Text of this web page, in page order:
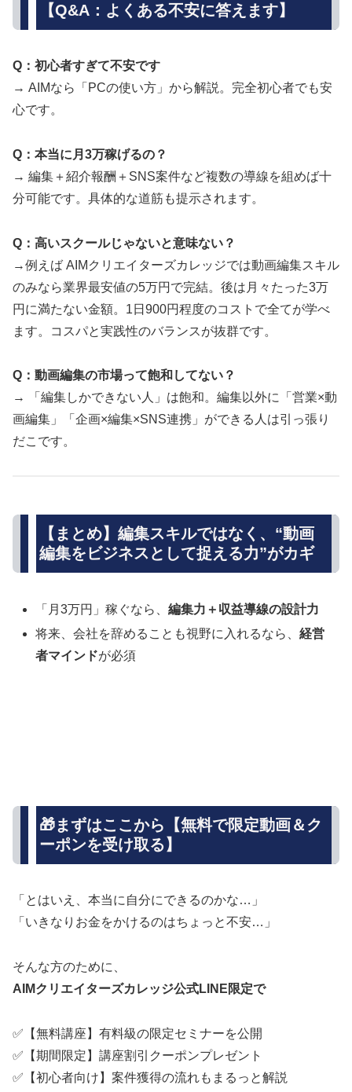
【Q&A：よくある不安に答えます】
Q：初心者すぎて不安です
→ AIMなら「PCの使い方」から解説。完全初心者でも安
心です。
Q：本当に月3万稼げるの？
→ 編集＋紹介報酬＋SNS案件など複数の導線を組めば十
分可能です。具体的な道筋も提示されます。
Q：高いスクールじゃないと意味ない？
→例えば AIMクリエイターズカレッジでは動画編集スキル
のみなら業界最安値の5万円で完結。後は月々たった3万
円に満たない金額。1日900円程度のコストで全てが学べ
ます。コスパと実践性のバランスが抜群です。
Q：動画編集の市場って飽和してない？
→ 「編集しかできない人」は飽和。編集以外に「営業×動
画編集」「企画×編集×SNS連携」ができる人は引っ張り
だこです。
【まとめ】編集スキルではなく、“動画
編集をビジネスとして捉える力”がカギ
「月3万円」稼ぐなら、編集力＋収益導線の設計力
将来、会社を辞めることも視野に入れるなら、経営
者マインドが必須
🎁まずはここから【無料で限定動画＆ク
ーポンを受け取る】
「とはいえ、本当に自分にできるのかな…」
「いきなりお金をかけるのはちょっと不安…」
そんな方のために、
AIMクリエイターズカレッジ公式LINE限定で
✅【無料講座】有料級の限定セミナーを公開
✅【期間限定】講座割引クーポンプレゼント
✅【初心者向け】案件獲得の流れもまるっと解説